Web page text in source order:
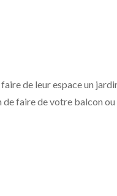
de leur espace un
faire de votre balcon ou